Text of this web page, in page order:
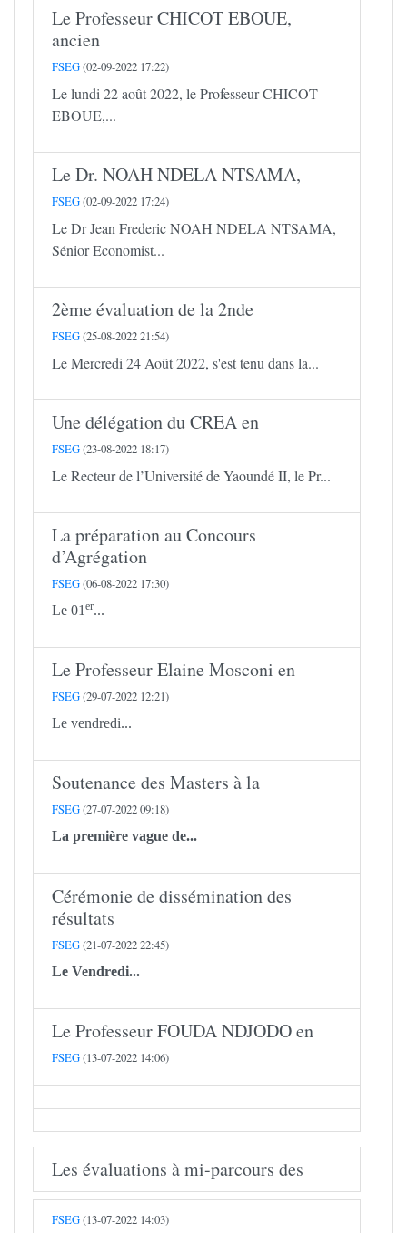
Le Professeur CHICOT EBOUE,
ancien
FSEG(02-09-2022 17:22)
Le lundi 22 août 2022, le Professeur CHICOT
EBOUE,...
Le Dr. NOAH NDELA NTSAMA,
FSEG(02-09-2022 17:24)
Le Dr Jean Frederic NOAH NDELA NTSAMA,
Sénior Economist...
2ème évaluation de la 2nde
FSEG(25-08-2022 21:54)
Le Mercredi 24 Août 2022, s'est tenu dans la...
Une délégation du CREA en
FSEG(23-08-2022 18:17)
Le Recteur de l’Université de Yaoundé II, le Pr...
La préparation au Concours
d’Agrégation
FSEG(06-08-2022 17:30)
Le 01 er...
Le Professeur Elaine Mosconi en
FSEG(29-07-2022 12:21)
Le vendredi...
Soutenance des Masters à la
FSEG(27-07-2022 09:18)
La première vague de...
Cérémonie de dissémination des
résultats
FSEG(21-07-2022 22:45)
Le Vendredi...
Le Professeur FOUDA NDJODO en
FSEG(13-07-2022 14:06)
Les évaluations à mi-parcours des
FSEG(13-07-2022 14:03)